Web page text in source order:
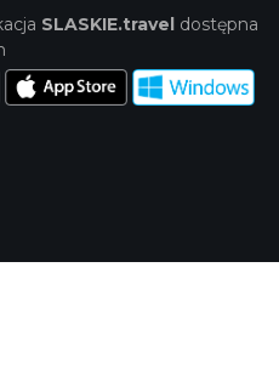
SLASKIE.travel dostępna